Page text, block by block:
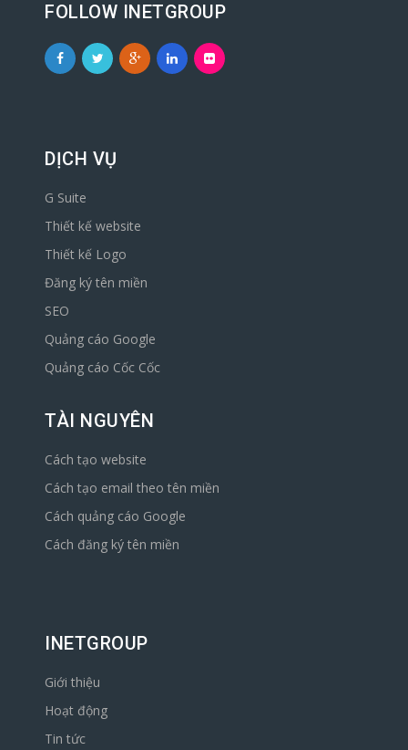
FOLLOW INETGROUP
DỊCH VỤ
G Suite
Thiết kế website
Thiết kế Logo
Đăng ký tên miền
SEO
Quảng cáo Google
Quảng cáo Cốc Cốc
TÀI NGUYÊN
Cách tạo website
Cách tạo email theo tên miền
Cách quảng cáo Google
Cách đăng ký tên miền
INETGROUP
Giới thiệu
Hoạt động
Tin tức